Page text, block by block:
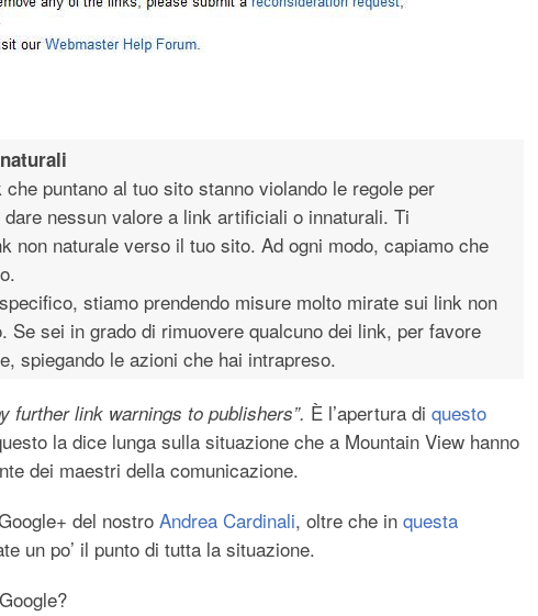
puntano al tuo sito stanno violando le regole per
nessun valore a link artificiali o innaturali. Ti
non naturale verso il tuo sito. Ad ogni modo, capiamo che
stiamo prendendo misure molto mirate sui link non
sei in grado di rimuovere qualcuno dei link, per favore
spiegando le azioni che hai intrapreso.
further link warnings to publishers”. È l’apertura di questo
la dice lunga sulla situazione che a Mountain View hanno
dei maestri della comunicazione.
del nostroAndrea Cardinali, oltre che in questa
un po’ il punto di tutta la situazione.